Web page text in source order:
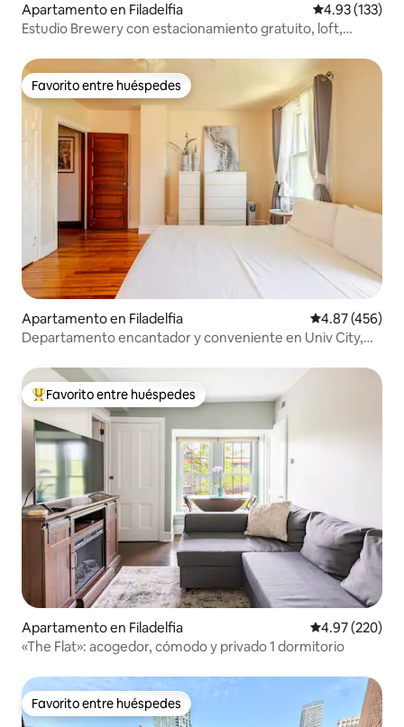
Apartamento en Filadelfia Calificación
4.93 (133)
Estudio Brewery con estacionamiento gratuito, loft,
Favorito entre huéspedes
Favorito entre huéspedes
Apartamento en Filadelfia Calificación
4.87 (456)
Departamento encantador y conveniente en Univ City,
Favorito entre huéspedes preferido
Favorito entre huéspedes
Apartamento en Filadelfia Calificación
4.97 (220)
«The Flat»: acogedor, cómodo y privado 1 dormitorio
Favorito entre huéspedes
Favorito entre huéspedes